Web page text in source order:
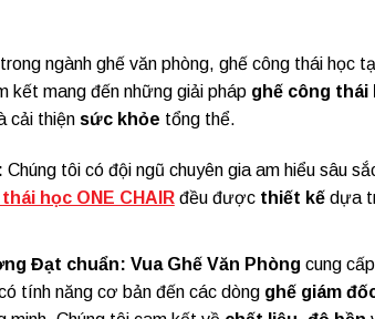
ngành ghế văn phòng, ghế công thái học
kết mang đến những giải pháp ghế công thái
cải thiện sức khỏe tổng thể.
Chúng tôi có đội ngũ chuyên gia am hiểu sâu
học ONE CHAIRđều được thiết kếdựa
Đạt chuẩn: Vua Ghế Văn Phòng cung
tính năng cơ bản đến các dòng ghế giám